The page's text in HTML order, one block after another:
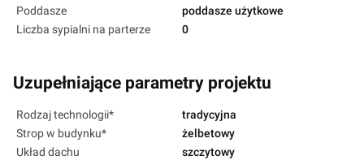
Poddasze
poddasze użytkowe
Liczba sypialni na parterze
0
Uzupełniające parametry projektu
Rodzaj technologii*
tradycyjna
Strop w budynku*
żelbetowy
Układ dachu
szczytowy